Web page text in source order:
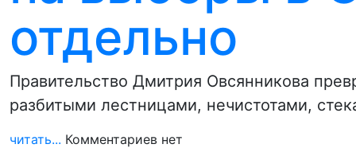
отдельно
Правительство Дмитрия Овсянникова
разбитыми лестницами, нечистотами,
читать... Комментариев нет